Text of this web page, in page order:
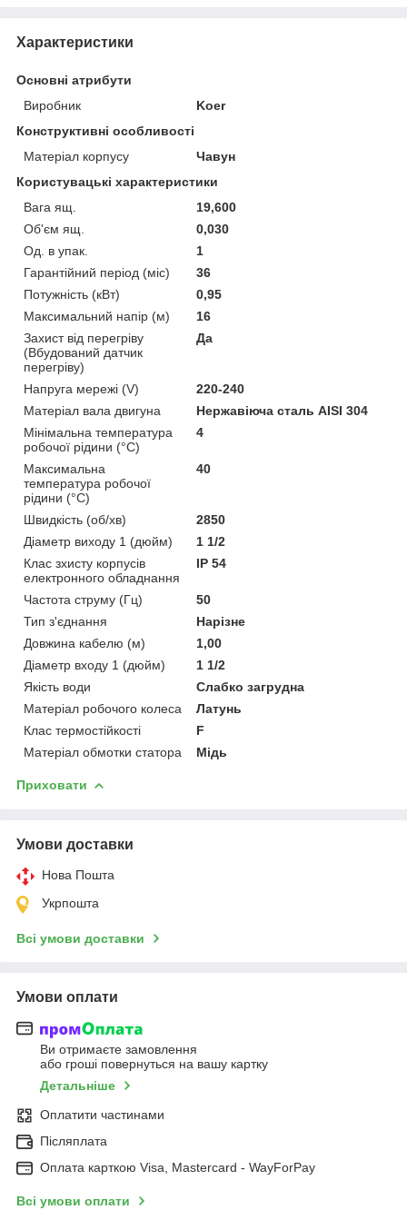
Характеристики
Основні атрибути
Виробник
Koer
Конструктивні особливості
Матеріал корпусу
Чавун
Користувацькі характеристики
Вага ящ.
19,600
Об'єм ящ.
0,030
Од. в упак.
1
Гарантійний період (міс)
36
Потужність (кВт)
0,95
Максимальний напір (м)
16
Захист від перегріву
(Вбудований датчик
перегріву)
Да
Напруга мережі (V)
220-240
Матеріал вала двигуна
Нержавіюча сталь AISI 304
Мінімальна температура
робочої рідини (°C)
4
Максимальна
температура робочої
рідини (°C)
40
Швидкість (об/хв)
2850
Діаметр виходу 1 (дюйм)
1 1/2
Клас зхисту корпусів
електронного обладнання
IP 54
Частота струму (Гц)
50
Тип з'єднання
Нарізне
Довжина кабелю (м)
1,00
Діаметр входу 1 (дюйм)
1 1/2
Якість води
Слабко загрудна
Матеріал робочого колеса
Латунь
Клас термостійкості
F
Матеріал обмотки статора
Мідь
Приховати
Умови доставки
Нова Пошта
Укрпошта
Всі умови доставки
Умови оплати
Ви отримаєте замовлення
або гроші повернуться на вашу картку
Детальніше
Оплатити частинами
Післяплата
Оплата карткою Visa, Mastercard - WayForPay
Всі умови оплати